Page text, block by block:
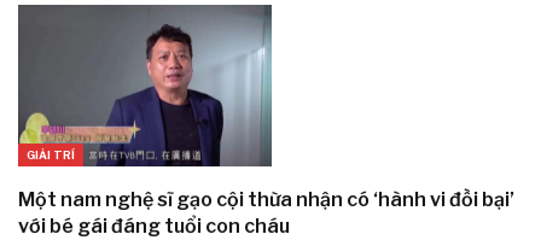
GIẢI TRÍ
Một nam nghệ sĩ gạo cội thừa nhận có ‘hành vi đồi bại’
với bé gái đáng tuổi con cháu